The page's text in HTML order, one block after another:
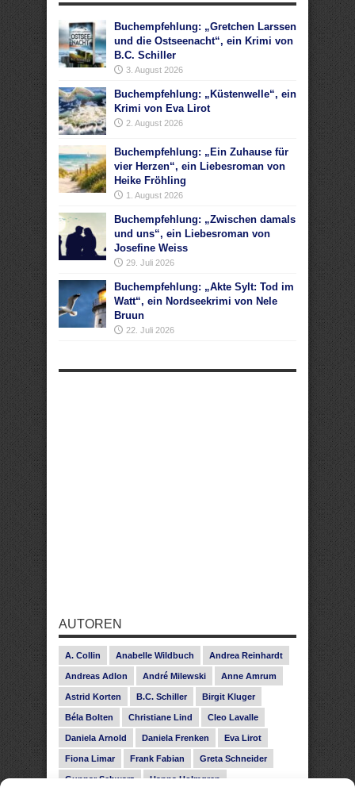
Buchempfehlung: „Gretchen Larssen
und die Ostseenacht“, ein Krimi von
B.C. Schiller
3. August 2026
Buchempfehlung: „Küstenwelle“, ein
Krimi von Eva Lirot
2. August 2026
Buchempfehlung: „Ein Zuhause für
vier Herzen“, ein Liebesroman von
Heike Fröhling
1. August 2026
Buchempfehlung: „Zwischen damals
und uns“, ein Liebesroman von
Josefine Weiss
29. Juli 2026
Buchempfehlung: „Akte Sylt: Tod im
Watt“, ein Nordseekrimi von Nele
Bruun
22. Juli 2026
AUTOREN
A. Collin Anabelle Wildbuch Andrea Reinhardt
Andreas Adlon André Milewski Anne Amrum
Astrid Korten B.C. Schiller Birgit Kluger
Béla Bolten Christiane Lind Cleo Lavalle
Daniela Arnold Daniela Frenken Eva Lirot
Fiona Limar Frank Fabian Greta Schneider
Gunnar Schwarz Hanna Holmgren